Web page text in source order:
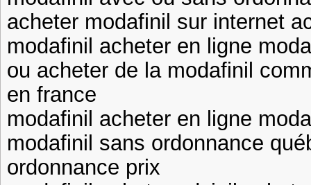
acheter modafinil sur internet
modafinil acheter en ligne
ou acheter de la modafinil
en france
modafinil acheter en ligne
modafinil sans ordonnance
ordonnance prix